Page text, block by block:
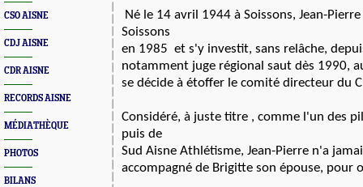
CSO AISNE
CDJ AISNE
CDR AISNE
RECORDS AISNE
MÉDIATHÈQUE
PHOTOS
BILANS
Né le 14 avril 1944 à Soissons, Jean-
Soissons
en 1985 et s'y investit, sans relâche,
notamment juge régional saut dès 1990,
se décide à étoffer le comité directeur du
Considéré, à juste titre , comme l'un des
puis de
Sud Aisne Athlétisme, Jean-Pierre n'a
accompagné de Brigitte son épouse, pour